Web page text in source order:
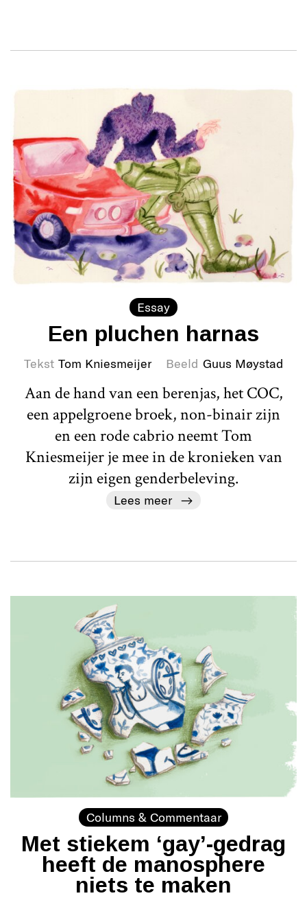
Essay
Een pluchen harnas
Tekst Tom Kniesmeijer Beeld Guus Møystad
Aan de hand van een berenjas, het COC,
een appelgroene broek, non-binair zijn
en een rode cabrio neemt Tom
Kniesmeijer je mee in de kronieken van
zijn eigen genderbeleving.
Lees meer
Columns & Commentaar
Met stiekem ‘gay’-gedrag
heeft de manosphere
niets te maken